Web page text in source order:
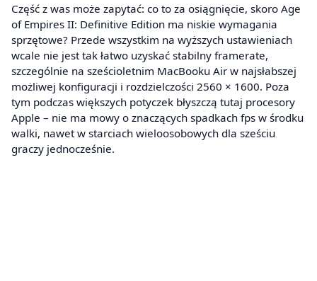
Część z was może zapytać: co to za osiągnięcie, skoro Age
of Empires II: Definitive Edition ma niskie wymagania
sprzętowe? Przede wszystkim na wyższych ustawieniach
wcale nie jest tak łatwo uzyskać stabilny framerate,
szczególnie na sześcioletnim MacBooku Air w najsłabszej
możliwej konfiguracji i rozdzielczości 2560 × 1600. Poza
tym podczas większych potyczek błyszczą tutaj procesory
Apple – nie ma mowy o znaczących spadkach fps w środku
walki, nawet w starciach wieloosobowych dla sześciu
graczy jednocześnie.